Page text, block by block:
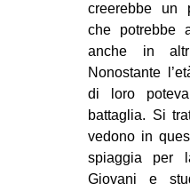
creerebbe un
che potrebbe
anche in
Nonostante
di loro
battaglia. Si
vedono in
spiaggia per
Giovani e